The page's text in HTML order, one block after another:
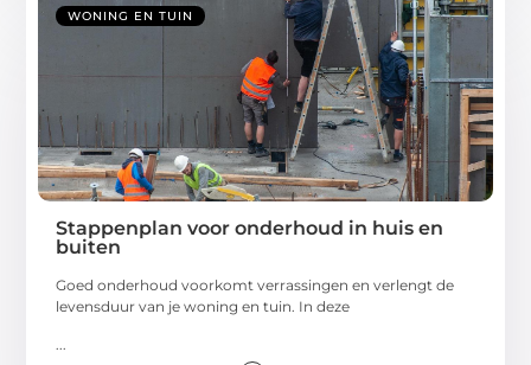
WONING EN TUIN
Stappenplan voor onderhoud in huis en
buiten
Goed onderhoud voorkomt verrassingen en verlengt de
levensduur van je woning en tuin. In deze
...